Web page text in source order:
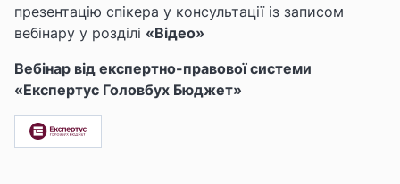
презентацію спікера у консультації із записом
вебінару у розділі «Відео»
Вебінар від експертно-правової системи
«Експертус Головбух Бюджет»